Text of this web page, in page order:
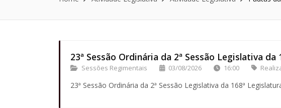
23ª Sessão Ordinária da 2ª Sessão Legislativa da
Sessões Regimentais 03/08/2026 16:00
23ª Sessão Ordinária da 2ª Sessão Legislativa da 168ª